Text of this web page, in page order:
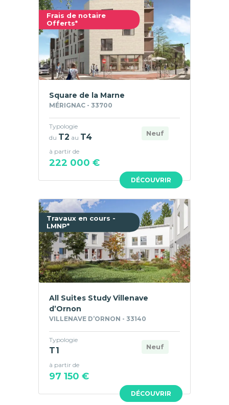
Frais de notaire
Offerts*
DÉCOUVRIR
Square de la Marne
MÉRIGNAC - 33700
Neuf
Typologie
du T2 au T4
à partir de
222 000 €
Travaux en cours -
LMNP*
DÉCOUVRIR
All Suites Study Villenave
d’Ornon
VILLENAVE D’ORNON - 33140
Neuf
Typologie
T1
à partir de
97 150 €